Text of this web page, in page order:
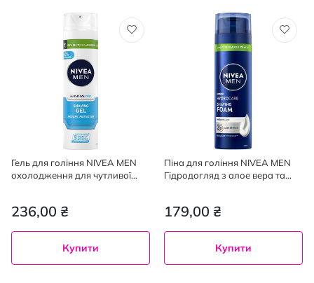
Гель для гоління NIVEA MEN
охолодження для чутливої
236,00 ₴
Купити
Піна для гоління NIVEA MEN
Гідродогляд з алое вера та
179,00 ₴
Купити